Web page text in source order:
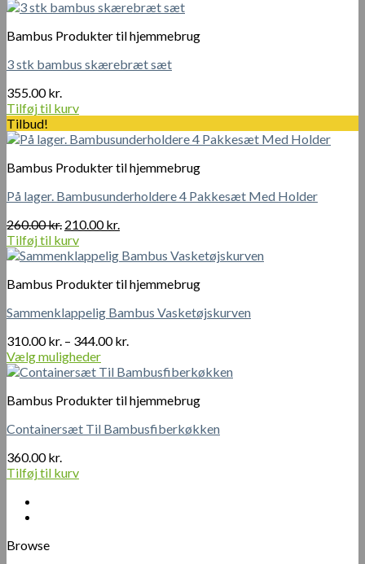
Bambus Produkter til hjemmebrug
3 stk bambus skærebræt sæt
355.00kr.
Tilføj til kurv
Tilbud!
Bambus Produkter til hjemmebrug
På lager. Bambusunderholdere 4 Pakkesæt Med Holder
260.00kr. Den
oprindelige
pris
260.00 kr..
210.00kr.
pris
210.00 kr..
Tilføj til kurv
Bambus Produkter til hjemmebrug
Sammenklappelig Bambus Vasketøjskurven
310.00kr. – 344.00kr.
til
Vælg muligheder
Dette
har
varianter.
kan
vælges
varesiden
Bambus Produkter til hjemmebrug
Containersæt Til Bambusfiberkøkken
360.00kr.
Tilføj til kurv
Browse